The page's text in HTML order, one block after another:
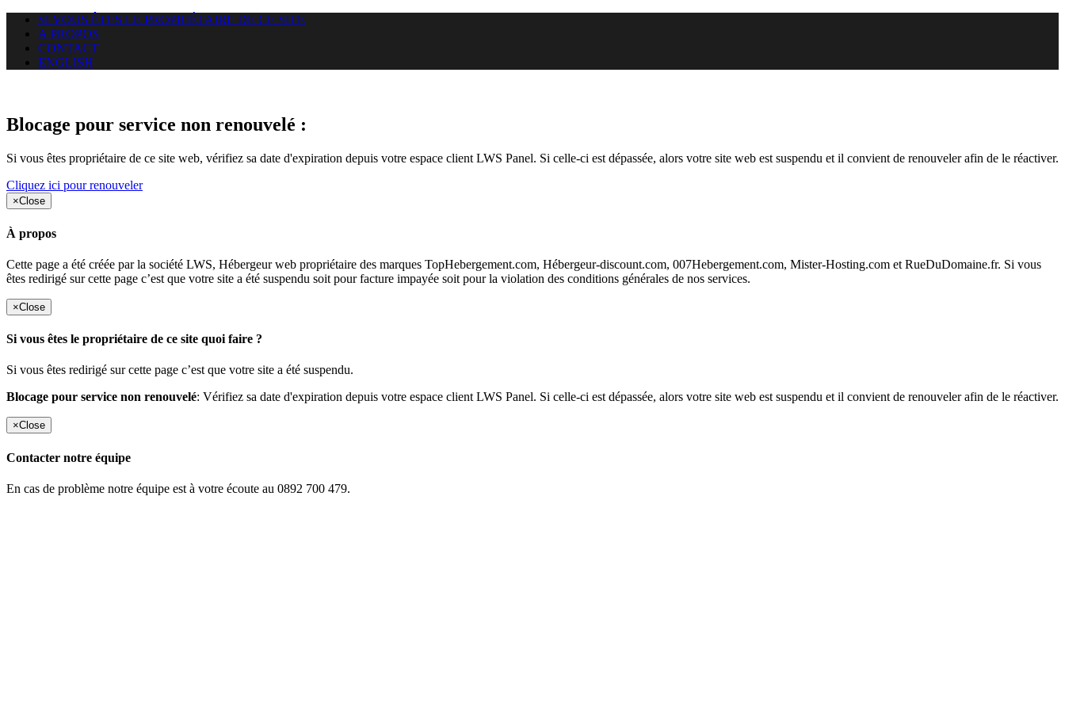
SI VOUS ÊTES LE PROPRIÉTAIRE DE CE SITE
A PROPOS
CONTACT
ENGLISH
Blocage pour service non renouvelé :
Si vous êtes propriétaire de ce site web, vérifiez sa date d'expiration depuis votre espace client LWS Panel. Si celle-ci est dépassée, alors votre site web est suspendu et il convient de renouveler afin de le réactiver.
Cliquez ici pour renouveler
×Close
À propos
Cette page a été créée par la société LWS, Hébergeur web propriétaire des marques TopHebergement.com, Hébergeur-discount.com, 007Hebergement.com, Mister-Hosting.com et RueDuDomaine.fr. Si vous
êtes redirigé sur cette page c’est que votre site a été suspendu soit pour facture impayée soit pour la violation des conditions générales de nos services.
×Close
Si vous êtes le propriétaire de ce site quoi faire ?
Si vous êtes redirigé sur cette page c’est que votre site a été suspendu.
Blocage pour service non renouvelé: Vérifiez sa date d'expiration depuis votre espace client LWS Panel. Si celle-ci est dépassée, alors votre site web est suspendu et il convient de renouveler afin de le réactiver.
×Close
Contacter notre équipe
En cas de problème notre équipe est à votre écoute au 0892 700 479.